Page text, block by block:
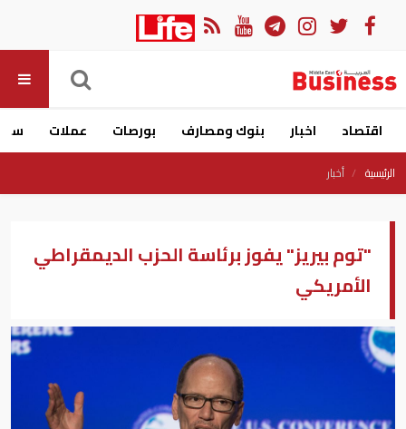
اقتصاد اخبار بنوك ومصارف بورصات عملات
الرئيسية أخبار
"توم بيريز" يفوز برئاسة الحزب الديمقراطي
الأمريكي